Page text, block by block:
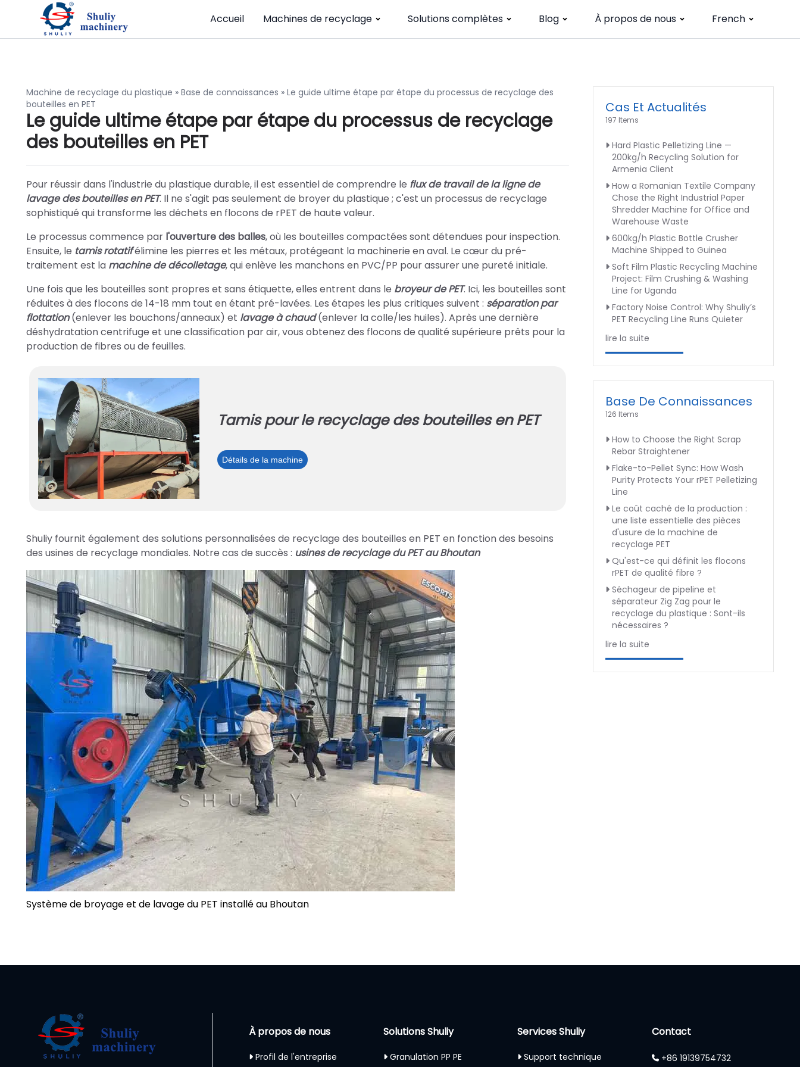
Accueil Machines de recyclage Solutions complètes Blog À propos de nous French
Machine de recyclage du plastique » Base de connaissances » Le guide ultime étape par étape du processus de recyclage des
bouteilles en PET
Le guide ultime étape par étape du processus de recyclage
des bouteilles en PET
Pour réussir dans l'industrie du plastique durable, il est essentiel de comprendre le flux de travail de la ligne de
lavage des bouteilles en PET. Il ne s'agit pas seulement de broyer du plastique ; c'est un processus de recyclage
sophistiqué qui transforme les déchets en flocons de rPET de haute valeur.
Le processus commence par l'ouverture des balles, où les bouteilles compactées sont détendues pour inspection.
Ensuite, le tamis rotatifélimine les pierres et les métaux, protégeant la machinerie en aval. Le cœur du pré-
traitement est la machine de décolletage, qui enlève les manchons en PVC/PP pour assurer une pureté initiale.
Une fois que les bouteilles sont propres et sans étiquette, elles entrent dans le broyeur de PET. Ici, les bouteilles sont
réduites à des flocons de 14-18 mm tout en étant pré-lavées. Les étapes les plus critiques suivent : séparation par
flottation(enlever les bouchons/anneaux) et lavage à chaud(enlever la colle/les huiles). Après une dernière
déshydratation centrifuge et une classification par air, vous obtenez des flocons de qualité supérieure prêts pour la
production de fibres ou de feuilles.
Tamis pour le recyclage des bouteilles en PET
Détails de la machineTamis
en
PET
Shuliy fournit également des solutions personnalisées de recyclage des bouteilles en PET en fonction des besoins
des usines de recyclage mondiales. Notre cas de succès : usines de recyclage du PET au Bhoutan
Système de broyage et de lavage du PET installé au Bhoutan
Cas Et Actualités
197 Items
Hard Plastic Pelletizing Line —
200kg/h Recycling Solution for
Armenia Client
How a Romanian Textile Company
Chose the Right Industrial Paper
Shredder Machine for Office and
Warehouse Waste
600kg/h Plastic Bottle Crusher
Machine Shipped to Guinea
Soft Film Plastic Recycling Machine
Project: Film Crushing & Washing
Line for Uganda
Factory Noise Control: Why Shuliy’s
PET Recycling Line Runs Quieter
lire la suite
Base De Connaissances
126 Items
How to Choose the Right Scrap
Rebar Straightener
Flake-to-Pellet Sync: How Wash
Purity Protects Your rPET Pelletizing
Line
Le coût caché de la production :
une liste essentielle des pièces
d'usure de la machine de
recyclage PET
Qu'est-ce qui définit les flocons
rPET de qualité fibre ?
Séchageur de pipeline et
séparateur Zig Zag pour le
recyclage du plastique : Sont-ils
nécessaires ?
lire la suite
À propos de nous
Profil de l'entreprise
Solutions Shuliy
Granulation PP PE
Services Shuliy
Support technique
Contact
+86 19139754732